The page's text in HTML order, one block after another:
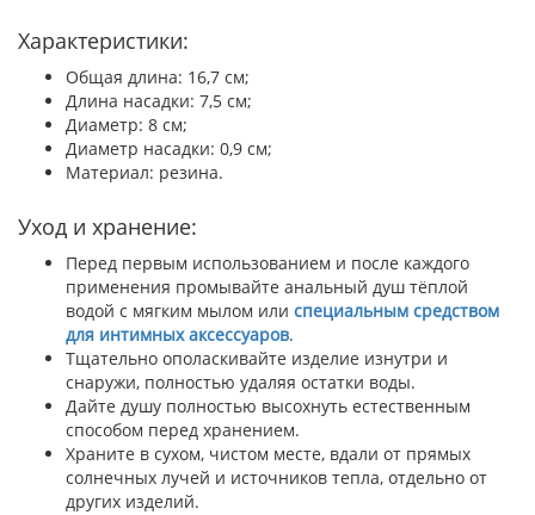
Характеристики:
Общая длина: 16,7 см;
Длина насадки: 7,5 см;
Диаметр: 8 см;
Диаметр насадки: 0,9 см;
Материал: резина.
Уход и хранение:
Перед первым использованием и после каждого
применения промывайте анальный душ тёплой
водой с мягким мылом или специальным средством
для интимных аксессуаров.
Тщательно ополаскивайте изделие изнутри и
снаружи, полностью удаляя остатки воды.
Дайте душу полностью высохнуть естественным
способом перед хранением.
Храните в сухом, чистом месте, вдали от прямых
солнечных лучей и источников тепла, отдельно от
других изделий.